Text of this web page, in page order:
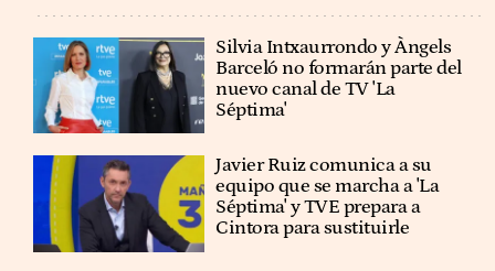
Silvia Intxaurrondo y Àngels
Barceló no formarán parte del
nuevo canal de TV 'La
Séptima'
Javier Ruiz comunica a su
equipo que se marcha a 'La
Séptima' y TVE prepara a
Cintora para sustituirle